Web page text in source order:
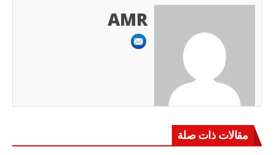
AMR
مقالات ذات صلة